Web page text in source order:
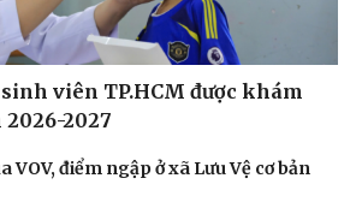
viên TP.HCM được khám
2027
VOV, điểm ngập ở xã Lưu Vệ cơ bản